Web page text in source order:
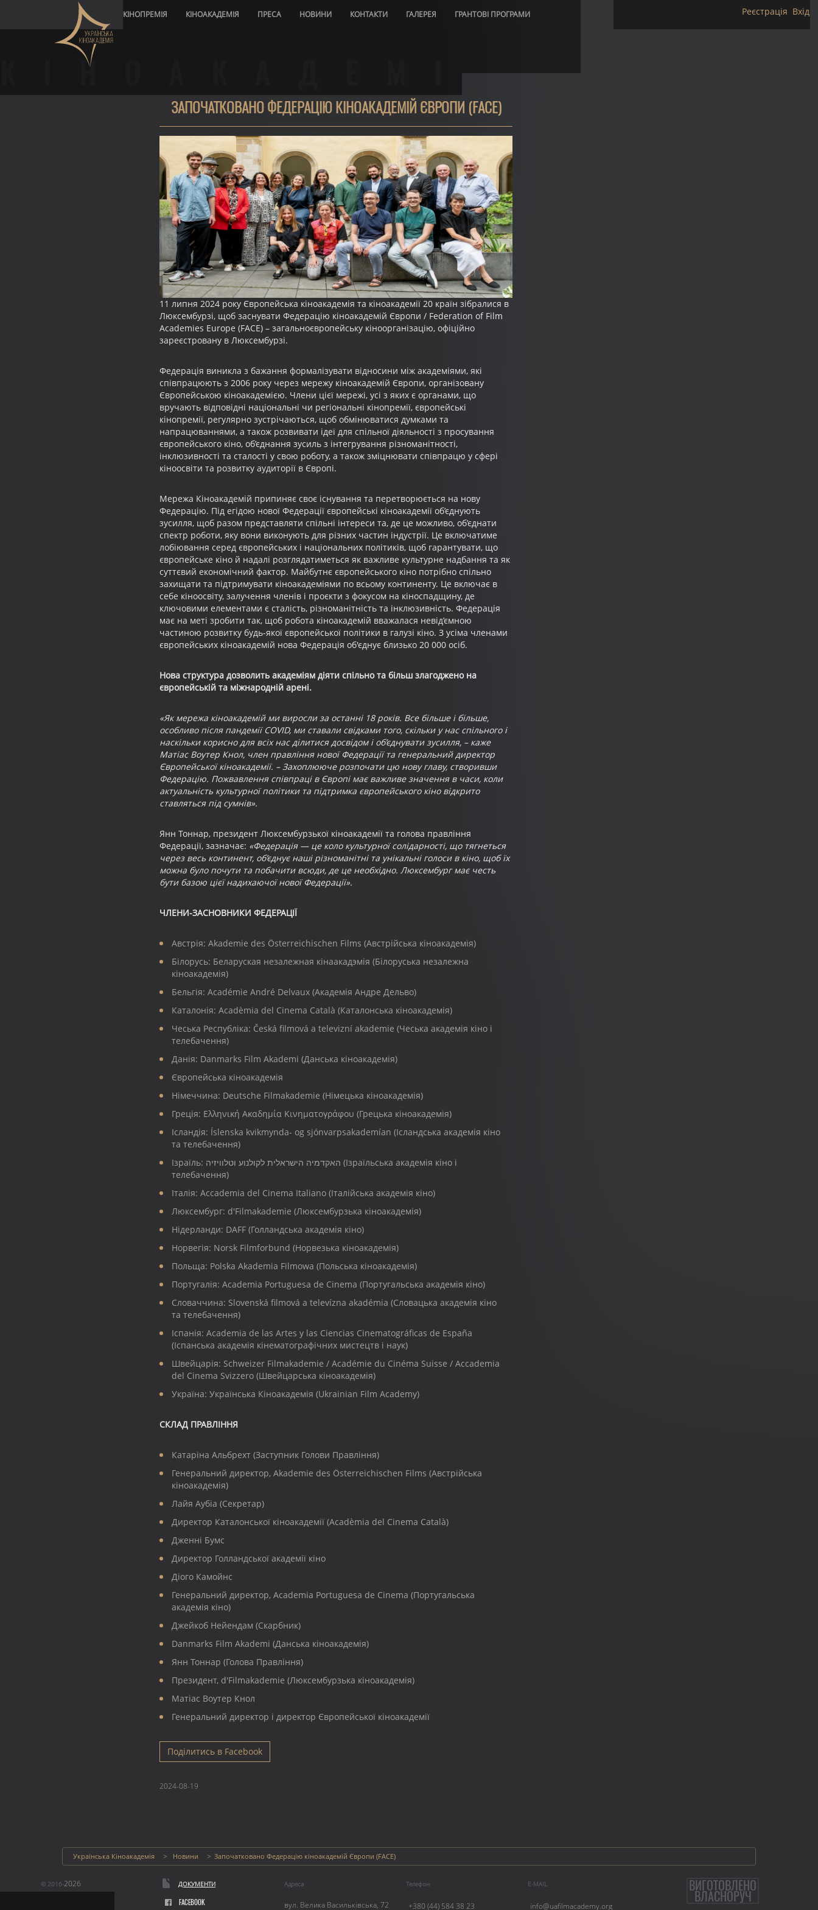
КІНОАКАДЕМІЯ
КІНОПРЕМІЯ КІНОАКАДЕМІЯ ПРЕСА НОВИНИ КОНТАКТИ ГАЛЕРЕЯ ГРАНТОВІ ПРОГРАМИ Вхід
Реєстрація
ЗАПОЧАТКОВАНО ФЕДЕРАЦІЮ КІНОАКАДЕМІЙ ЄВРОПИ (FACE)
11 липня 2024 року Європейська кіноакадемія та кіноакадемії 20 країн зібралися в
Люксембурзі, щоб заснувати Федерацію кіноакадемій Європи / Federation of Film
Academies Europe (FACE) – загальноєвропейську кіноорганізацію, офіційно
зареєстровану в Люксембурзі.
Федерація виникла з бажання формалізувати відносини між академіями, які
співпрацюють з 2006 року через мережу кіноакадемій Європи, організовану
Європейською кіноакадемією. Члени цієї мережі, усі з яких є органами, що
вручають відповідні національні чи регіональні кінопремії, європейські
кінопремії, регулярно зустрічаються, щоб обмінюватися думками та
напрацюваннями, а також розвивати ідеї для спільної діяльності з просування
європейського кіно, об’єднання зусиль з інтегрування різноманітності,
інклюзивності та сталості у свою роботу, а також зміцнювати співпрацю у сфері
кіноосвіти та розвитку аудиторії в Європі.
Мережа Кіноакадемій припиняє своє існування та перетворюється на нову
Федерацію. Під егідою нової Федерації європейські кіноакадемії об’єднують
зусилля, щоб разом представляти спільні інтереси та, де це можливо, об’єднати
спектр роботи, яку вони виконують для різних частин індустрії. Це включатиме
лобіювання серед європейських і національних політиків, щоб гарантувати, що
європейське кіно й надалі розглядатиметься як важливе культурне надбання та як
суттєвий економічний фактор. Майбутнє європейського кіно потрібно спільно
захищати та підтримувати кіноакадеміями по всьому континенту. Це включає в
себе кіноосвіту, залучення членів і проєкти з фокусом на кіноспадщину, де
ключовими елементами є сталість, різноманітність та інклюзивність. Федерація
має на меті зробити так, щоб робота кіноакадемій вважалася невід’ємною
частиною розвитку будь-якої європейської політики в галузі кіно. З усіма членами
європейських кіноакадемій нова Федерація об'єднує близько 20 000 осіб.
Нова структура дозволить академіям діяти спільно та більш злагоджено на
європейській та міжнародній арені.
«Як мережа кіноакадемій ми виросли за останні 18 років. Все більше і більше,
особливо після пандемії COVID, ми ставали свідками того, скільки у нас спільного і
наскільки корисно для всіх нас ділитися досвідом і об’єднувати зусилля, – каже
Матіас Воутер Кнол, член правління нової Федерації та генеральний директор
Європейської кіноакадемії. – Захоплююче розпочати цю нову главу, створивши
Федерацію. Пожвавлення співпраці в Європі має важливе значення в часи, коли
актуальність культурної політики та підтримка європейського кіно відкрито
ставляться під сумнів».
Янн Тоннар, президент Люксембурзької кіноакадемії та голова правління
Федерації, зазначає: «Федерація — це коло культурної солідарності, що тягнеться
через весь континент, об’єднує наші різноманітні та унікальні голоси в кіно, щоб їх
можна було почути та побачити всюди, де це необхідно. Люксембург має честь
бути базою цієї надихаючої нової Федерації».
ЧЛЕНИ-ЗАСНОВНИКИ ФЕДЕРАЦІЇ
Австрія: Akademie des Österreichischen Films (Австрійська кіноакадемія)
Білорусь: Беларуская незалежная кiнаакадэмiя (Білоруська незалежна
кіноакадемія)
Бельгія: Académie André Delvaux (Академія Андре Дельво)
Каталонія: Acadèmia del Cinema Català (Каталонська кіноакадемія)
Чеська Республіка: Česká filmová a televizní akademie (Чеська академія кіно і
телебачення)
Данія: Danmarks Film Akademi (Данська кіноакадемія)
Європейська кіноакадемія
Німеччина: Deutsche Filmakademie (Німецька кіноакадемія)
Греція: Ελληνική Ακαδημία Κινηματογράφου (Грецька кіноакадемія)
Ісландія: Íslenska kvikmynda- og sjónvarpsakademían (Ісландська академія кіно
та телебачення)
Ізраїль: האקדמיה הישראלית לקולנוע וטלוויזיה (Ізраїльська академія кіно і
телебачення)
Італія: Accademia del Cinema Italiano (Італійська академія кіно)
Люксембург: d'Filmakademie (Люксембурзька кіноакадемія)
Нідерланди: DAFF (Голландська академія кіно)
Норвегія: Norsk Filmforbund (Норвезька кіноакадемія)
Польща: Polska Akademia Filmowa (Польська кіноакадемія)
Португалія: Academia Portuguesa de Cinema (Португальська академія кіно)
Словаччина: Slovenská filmová a televízna akadémia (Словацька академія кіно
та телебачення)
Іспанія: Academia de las Artes y las Ciencias Cinematográficas de España
(Іспанська академія кінематографічних мистецтв і наук)
Швейцарія: Schweizer Filmakademie / Académie du Cinéma Suisse / Accademia
del Cinema Svizzero (Швейцарська кіноакадемія)
Україна: Українська Кіноакадемія (Ukrainian Film Academy)
СКЛАД ПРАВЛІННЯ
Катаріна Альбрехт (Заступник Голови Правління)
Генеральний директор, Akademie des Österreichischen Films (Австрійська
кіноакадемія)
Лайя Аубіа (Секретар)
Директор Каталонської кіноакадемії (Acadèmia del Cinema Català)
Дженні Бумс
Директор Голландської академії кіно
Діого Камойнс
Генеральний директор, Academia Portuguesa de Cinema (Португальська
академія кіно)
Джейкоб Нейендам (Скарбник)
Danmarks Film Akademi (Данська кіноакадемія)
Янн Тоннар (Голова Правління)
Президент, d'Filmakademie (Люксембурзька кіноакадемія)
Матіас Воутер Кнол
Генеральний директор і директор Європейської кіноакадемії
Поділитись в Facebook
2024-08-19
Українська Кіноакадемія Новини Започатковано Федерацію кіноакадемій Європи (FACE)
© 2016-2026 ДОКУМЕНТИ
FACEBOOK
Адреса
вул. Велика Васильківська, 72
Телефон
+380 (44) 584 38 23
E-MAIL
info@uafilmacademy.org
ВИГОТОВЛЕНО
ВЛАСНОРУЧ